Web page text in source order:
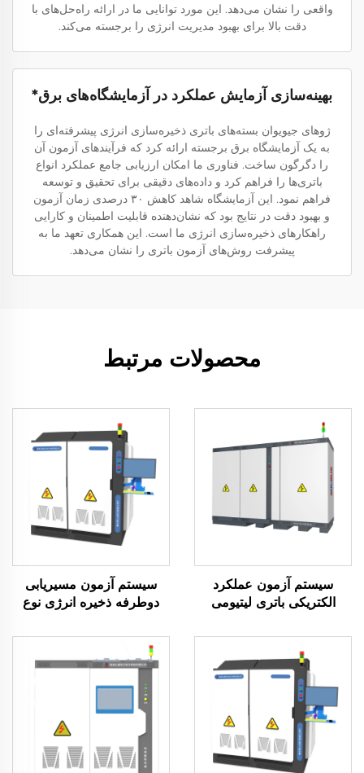
واقعی را نشان می‌دهد. این مورد توانایی ما در ارائه راه‌حل‌های با
دقت بالا برای بهبود مدیریت انرژی را برجسته می‌کند.
بهینه‌سازی آزمایش عملکرد در آزمایشگاه‌های برق*
ژوهای جیویوان بسته‌های باتری ذخیره‌سازی انرژی پیشرفته‌ای را
به یک آزمایشگاه برق برجسته ارائه کرد که فرآیندهای آزمون آن
را دگرگون ساخت. فناوری ما امکان ارزیابی جامع عملکرد انواع
باتری‌ها را فراهم کرد و داده‌های دقیقی برای تحقیق و توسعه
فراهم نمود. این آزمایشگاه شاهد کاهش ۳۰ درصدی زمان آزمون
و بهبود دقت در نتایج بود که نشان‌دهنده قابلیت اطمینان و کارایی
راهکارهای ذخیره‌سازی انرژی ما است. این همکاری تعهد ما به
پیشرفت روش‌های آزمون باتری را نشان می‌دهد.
محصولات مرتبط
سیستم آزمون عملکرد
الکتریکی باتری لیتیومی
سیستم آزمون مسیریابی
دوطرفه ذخیره انرژی نوع